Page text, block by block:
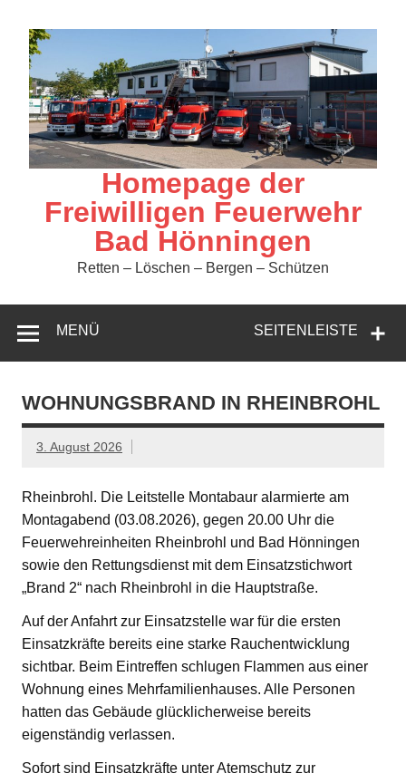
springen
Homepage der
Freiwilligen Feuerwehr
Bad Hönningen
Retten – Löschen – Bergen – Schützen
SEITENLEISTE
MENÜ
WOHNUNGSBRAND IN RHEINBROHL
3. August 2026
Rheinbrohl. Die Leitstelle Montabaur alarmierte am
Montagabend (03.08.2026), gegen 20.00 Uhr die
Feuerwehreinheiten Rheinbrohl und Bad Hönningen
sowie den Rettungsdienst mit dem Einsatzstichwort
„Brand 2“ nach Rheinbrohl in die Hauptstraße.
Auf der Anfahrt zur Einsatzstelle war für die ersten
Einsatzkräfte bereits eine starke Rauchentwicklung
sichtbar. Beim Eintreffen schlugen Flammen aus einer
Wohnung eines Mehrfamilienhauses. Alle Personen
hatten das Gebäude glücklicherweise bereits
eigenständig verlassen.
Sofort sind Einsatzkräfte unter Atemschutz zur